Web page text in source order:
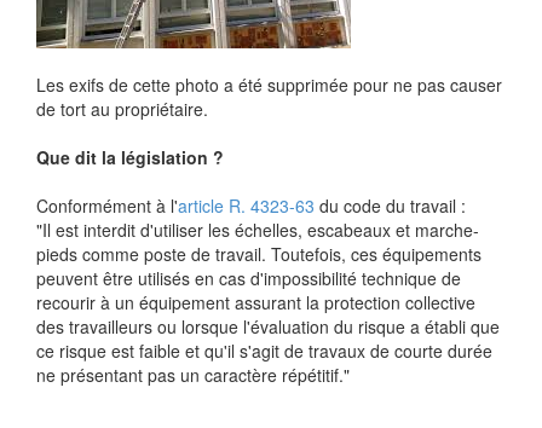
Les exifs de cette photo a été supprimée pour ne pas causer
de tort au propriétaire.
Que dit la législation ?
Conformément à l'article R. 4323-63 du code du travail :
"Il est interdit d'utiliser les échelles, escabeaux et marche-
pieds comme poste de travail. Toutefois, ces équipements
peuvent être utilisés en cas d'impossibilité technique de
recourir à un équipement assurant la protection collective
des travailleurs ou lorsque l'évaluation du risque a établi que
ce risque est faible et qu'il s'agit de travaux de courte durée
ne présentant pas un caractère répétitif."